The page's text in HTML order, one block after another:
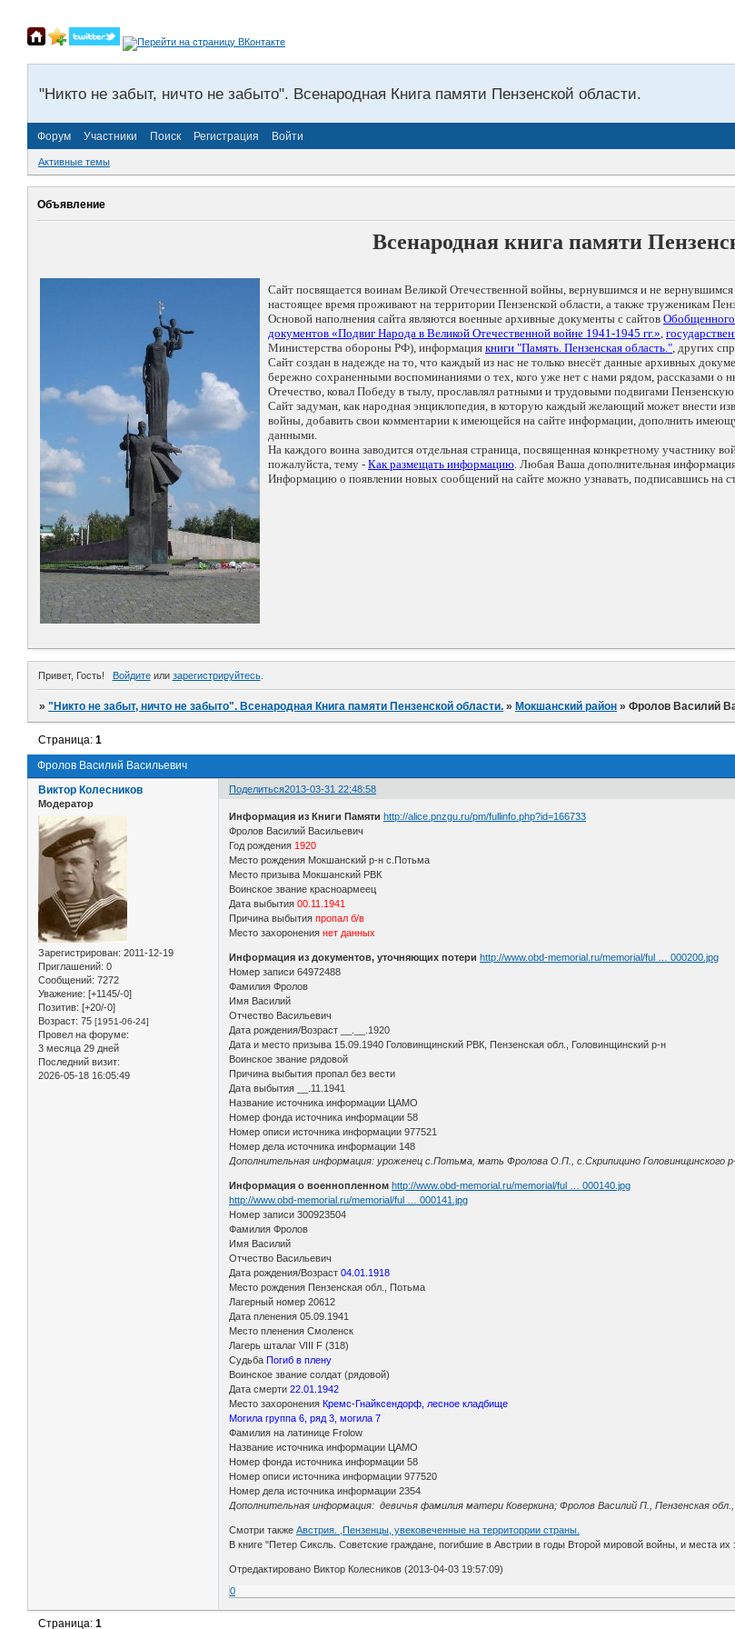
"Никто не забыт, ничто не забыто". Всенародная Книга памяти Пензенской области.
Форум Участники Поиск Регистрация Войти
Активные темы
Объявление
Всенародная книга памяти
Сайт посвящается воинам Великой Отечественной войны, вернувшимся и не
настоящее время проживают на территории Пензенской области, а также труженикам
Основой наполнения сайта являются военные архивные документы с сайтов
документов «Подвиг Народа в Великой Отечественной войне 1941-1945 гг.»,
Министерства обороны РФ), информация книги "Память. Пензенская область.", других
Сайт создан в надежде на то, что каждый из нас не только внесёт данные архивных
бережно сохраненными воспоминаниями о тех, кого уже нет с нами рядом, рассказами о
Отечество, ковал Победу в тылу, прославлял ратными и трудовыми подвигами
Сайт задуман, как народная энциклопедия, в которую каждый желающий может внести
войны, добавить свои комментарии к имеющейся на сайте информации, дополнить
данными.
На каждого воина заводится отдельная страница, посвященная конкретному участнику
пожалуйста, тему - Как размещать информацию. Любая Ваша дополнительная
Информацию о появлении новых сообщений на сайте можно узнавать, подписавшись на
Привет, Гость! Войдитеили зарегистрируйтесь.
»"Никто не забыт, ничто не забыто". Всенародная Книга памяти Пензенской области. » Мокшанский район »Фролов Василий
Фролов Василий Васильевич
Страница:1
Поделиться2013-03-31 22:48:58
Виктор Колесников
Модератор
Зарегистрирован: 2011-12-19
Приглашений: 0
Сообщений: 7272
Уважение: [+1145/-0]
Позитив: [+20/-0]
Возраст: 75 [1951-06-24]
Провел на форуме:
3 месяца 29 дней
Последний визит:
2026-05-18 16:05:49
Информация из Книги Памятиhttp://alice.pnzgu.ru/pm/fullinfo.php?id=166733
Фролов Василий Васильевич
Год рождения 1920
Место рождения Мокшанский р-н с.Потьма
Место призыва Мокшанский РВК
Воинское звание красноармеец
Дата выбытия00.11.1941
Причина выбытияпропал б/в
Место захоронениянет данных
Информация из документов, уточняющих потери http://www.obd-memorial.ru/memorial/ful … 000200.jpg
Номер записи 64972488
Фамилия Фролов
Имя Василий
Отчество Васильевич
Дата рождения/Возраст __.__.1920
Дата и место призыва 15.09.1940 Головинщинский РВК, Пензенская обл., Головинщинский р-н
Воинское звание рядовой
Причина выбытия пропал без вести
Дата выбытия __.11.1941
Название источника информации ЦАМО
Номер фонда источника информации 58
Номер описи источника информации 977521
Номер дела источника информации 148
Дополнительная информация: уроженец с.Потьма, мать Фролова О.П., с.Скрипицино Головинщинского р-
Информация о военнопленном http://www.obd-memorial.ru/memorial/ful … 000140.jpg
http://www.obd-memorial.ru/memorial/ful … 000141.jpg
Номер записи 300923504
Фамилия Фролов
Имя Василий
Отчество Васильевич
Дата рождения/Возраст04.01.1918
Место рождения Пензенская обл., Потьма
Лагерный номер 20612
Дата пленения 05.09.1941
Место пленения Смоленск
Лагерь шталаг VIII F (318)
СудьбаПогиб в плену
Воинское звание солдат (рядовой)
Дата смерти22.01.1942
Место захоронения Кремс-Гнайксендорф, лесное кладбище
Могила группа 6, ряд 3, могила 7
Фамилия на латинице Frolow
Название источника информации ЦАМО
Номер фонда источника информации 58
Номер описи источника информации 977520
Номер дела источника информации 2354
Дополнительная информация: девичья фамилия матери Коверкина; Фролов Василий П., Пензенская
Смотри такжеАвстрия. ,Пензенцы, увековеченные на территоррии страны.
В книге "Петер Сиксль. Советские граждане, погибшие в Австрии в годы Второй мировой войны, и места
Отредактировано Виктор Колесников (2013-04-03 19:57:09)
0
Страница:1